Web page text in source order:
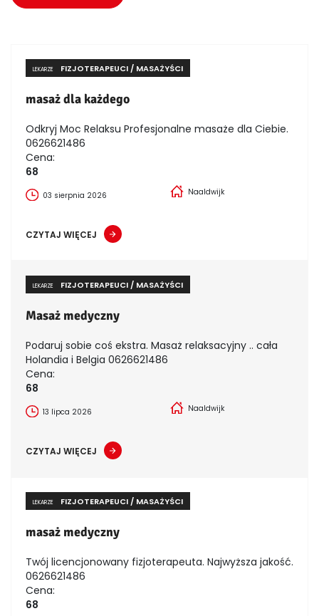
LEKARZE FIZJOTERAPEUCI / MASAŻYŚCI
masaż dla każdego
Odkryj Moc Relaksu Profesjonalne masaże dla Ciebie.
0626621486
Cena:
68
03 sierpnia 2026 Naaldwijk
CZYTAJ WIĘCEJ
LEKARZE FIZJOTERAPEUCI / MASAŻYŚCI
Masaż medyczny
Podaruj sobie coś ekstra. Masaż relaksacyjny .. cała
Holandia i Belgia 0626621486
Cena:
68
13 lipca 2026 Naaldwijk
CZYTAJ WIĘCEJ
LEKARZE FIZJOTERAPEUCI / MASAŻYŚCI
masaż medyczny
Twój licencjonowany fizjoterapeuta. Najwyższa jakość.
0626621486
Cena:
68